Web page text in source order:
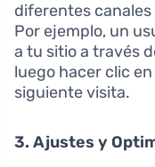
diferentes
Por ejemplo, un
a tu sitio a través
luego hacer clic
siguiente visita.
3. Ajustes y